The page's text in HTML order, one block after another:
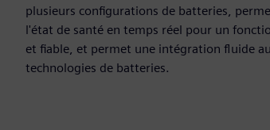
plusieurs configurations de batteries,
l'état de santé en temps réel pour un
et fiable, et permet une intégration fluide
technologies de batteries.